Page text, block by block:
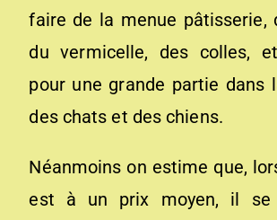
faire de la menue pâtisserie,
du vermicelle, des colles,
pour une grande partie dans
des chats et des chiens.
Néanmoins on estime que,
est à un prix moyen, il se